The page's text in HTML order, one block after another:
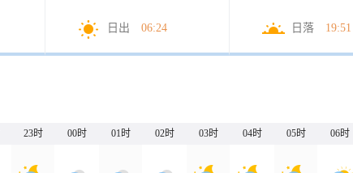
日出 06:24 日落 19:51
23时 00时 01时 02时 03时 04时 05时 06时